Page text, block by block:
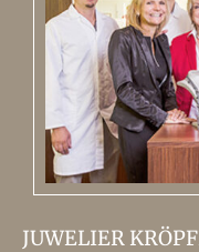
JUWELIER